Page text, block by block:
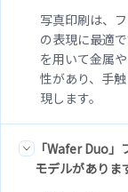
写真印刷は、
の表現に最適
を用いて金属
性があり、手
現します。
「Wafer Duo
モデルがありま